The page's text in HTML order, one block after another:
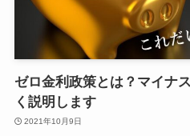
ゼロ金利政策とは？マイナ
く説明します
2021年10月9日